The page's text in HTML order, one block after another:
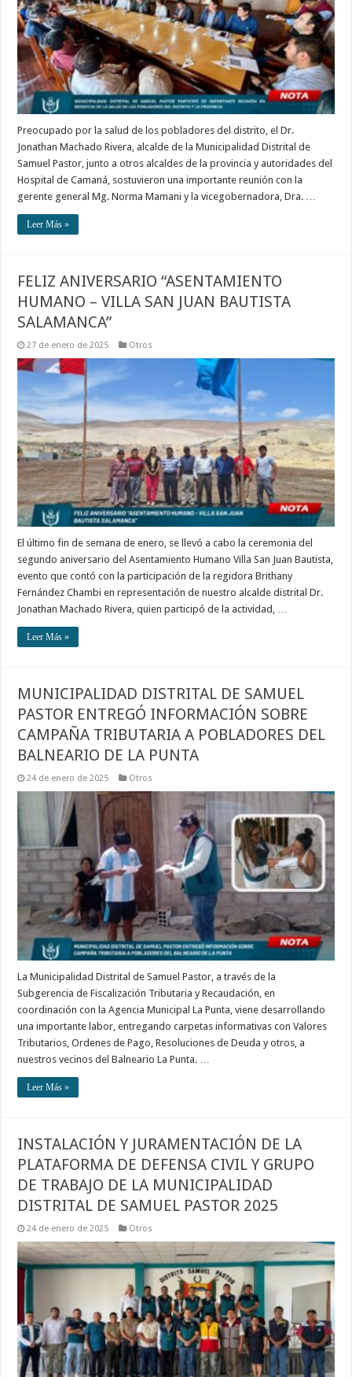
Preocupado por la salud de los pobladores del distrito, el Dr.
Jonathan Machado Rivera, alcalde de la Municipalidad Distrital de
Samuel Pastor, junto a otros alcaldes de la provincia y autoridades del
Hospital de Camaná, sostuvieron una importante reunión con la
gerente general Mg. Norma Mamani y la vicegobernadora, Dra. …
Leer Más »
FELIZ ANIVERSARIO “ASENTAMIENTO
HUMANO – VILLA SAN JUAN BAUTISTA
SALAMANCA”
27 de enero de 2025 Otros
El último fin de semana de enero, se llevó a cabo la ceremonia del
segundo aniversario del Asentamiento Humano Villa San Juan Bautista,
evento que contó con la participación de la regidora Brithany
Fernández Chambi en representación de nuestro alcalde distrital Dr.
Jonathan Machado Rivera, quien participó de la actividad, …
Leer Más »
MUNICIPALIDAD DISTRITAL DE SAMUEL
PASTOR ENTREGÓ INFORMACIÓN SOBRE
CAMPAÑA TRIBUTARIA A POBLADORES DEL
BALNEARIO DE LA PUNTA
24 de enero de 2025 Otros
La Municipalidad Distrital de Samuel Pastor, a través de la
Subgerencia de Fiscalización Tributaria y Recaudación, en
coordinación con la Agencia Municipal La Punta, viene desarrollando
una importante labor, entregando carpetas informativas con Valores
Tributarios, Ordenes de Pago, Resoluciones de Deuda y otros, a
nuestros vecinos del Balneario La Punta. …
Leer Más »
INSTALACIÓN Y JURAMENTACIÓN DE LA
PLATAFORMA DE DEFENSA CIVIL Y GRUPO
DE TRABAJO DE LA MUNICIPALIDAD
DISTRITAL DE SAMUEL PASTOR 2025
24 de enero de 2025 Otros